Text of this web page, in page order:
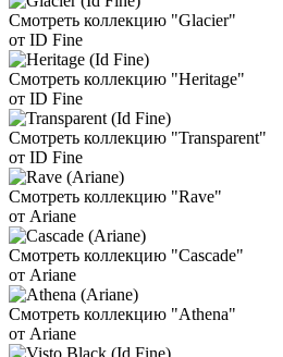
Смотреть коллекцию "Glacier"
от ID Fine
Смотреть коллекцию "Heritage"
от ID Fine
Смотреть коллекцию "Transparent"
от ID Fine
Смотреть коллекцию "Rave"
от Ariane
Смотреть коллекцию "Cascade"
от Ariane
Смотреть коллекцию "Athena"
от Ariane